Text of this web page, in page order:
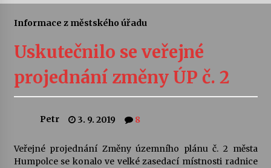
Sukuba Ensemble
Vernisáž výstavy Josefíny Duškové: Stávám se
kapkou
Veselí muzikanti
Informace z městského úřadu
Uskutečnilo se veřejné
projednání změny ÚP č. 2
Petr 3. 9. 2019 8
Veřejné projednání Změny územního plánu č. 2 města
Humpolce se konalo ve velké zasedací místnosti radnice